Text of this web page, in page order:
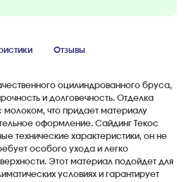
Отзывы
оцилиндрованного бруса,
и долговечность. Отделка
молоком, что придает материалу
оформление. Сайдинг Текос
технические характеристики, он не
особого ухода и легко
. Этот материал подойдет для
условиях и гарантирует